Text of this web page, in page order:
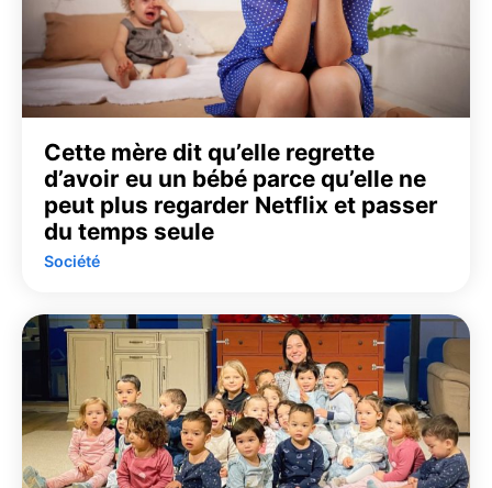
Cette mère dit qu’elle regrette
d’avoir eu un bébé parce qu’elle ne
peut plus regarder Netflix et passer
du temps seule
Société